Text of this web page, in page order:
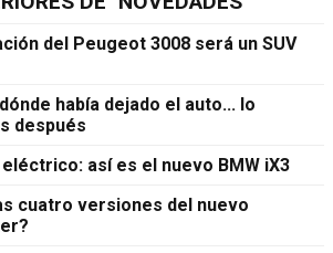
del Peugeot 3008 será un SUV
había dejado el auto... lo
después
así es el nuevo BMW iX3
cuatro versiones del nuevo